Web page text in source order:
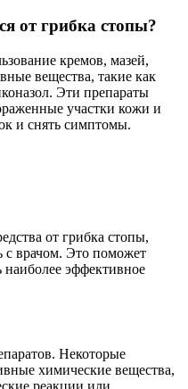
от грибка стопы?
кремов, мазей,
вещества, такие как
Эти препараты
участки кожи и
и снять симптомы.
от грибка стопы,
с врачом. Это поможет
наиболее эффективное
Некоторые
химические вещества,
реакции или